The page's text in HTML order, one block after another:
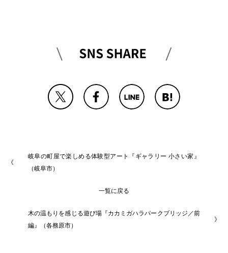
岐阜の町屋で楽しめる体験型アート『ギャラリー 小さい家』
（岐阜市）
一覧に戻る
木の温もりを感じる遊び場『カカミガハラパークブリッジ／前
編』（各務原市）